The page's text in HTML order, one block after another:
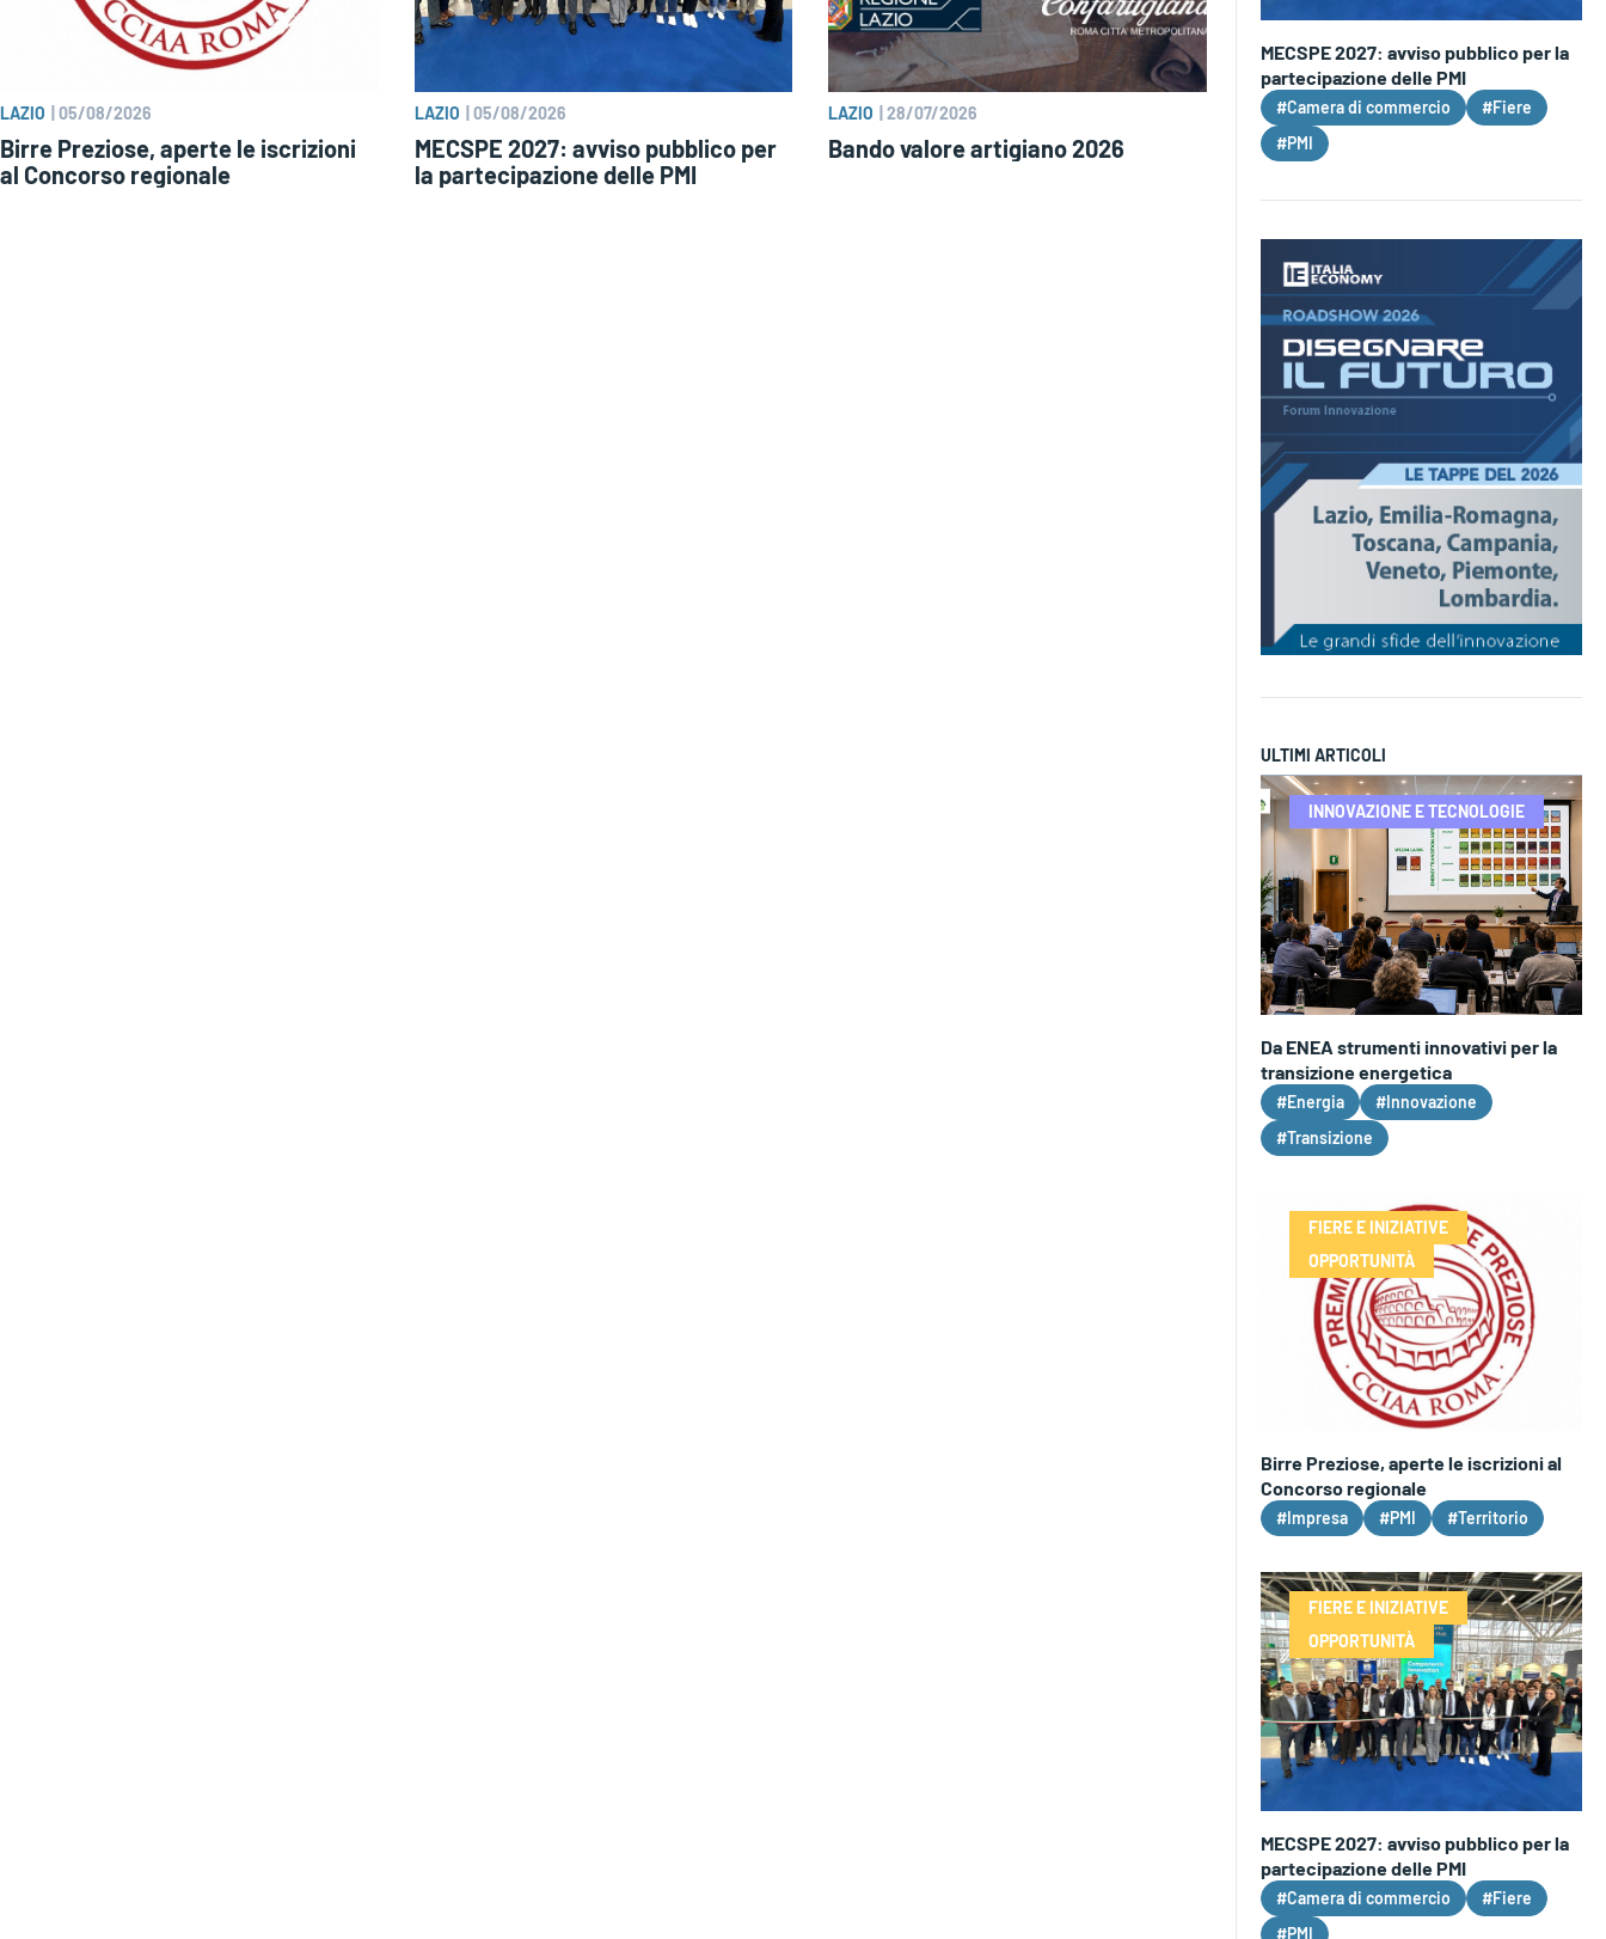
LAZIO 05/08/2026
Birre Preziose, aperte le iscrizioni
al Concorso regionale
LAZIO 05/08/2026
MECSPE 2027: avviso pubblico per
la partecipazione delle PMI
LAZIO |28/07/2026
Bando valore artigiano 2026
MECSPE 2027: avviso pubblico per la
partecipazione delle PMI
#Camera di commercio
#Fiere
#PMI
ULTIMI ARTICOLI
INNOVAZIONE E TECNOLOGIE
Da ENEA strumenti innovativi per la
transizione energetica
#Energia
#Innovazione
#Transizione
FIERE E INIZIATIVE
OPPORTUNITÀ
Birre Preziose, aperte le iscrizioni al
Concorso regionale
#Impresa #PMI #Territorio
FIERE E INIZIATIVE
OPPORTUNITÀ
MECSPE 2027: avviso pubblico per la
partecipazione delle PMI
#Camera di commercio
#Fiere
#PMI